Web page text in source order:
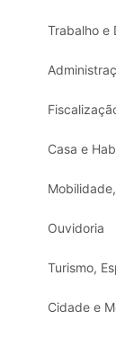
Casa e
Ouvidoria
Cidade e